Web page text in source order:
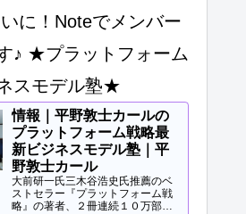
に！Noteでメンバー
♪ ★プラットフォーム
スモデル塾★
情報｜平野敦士カールの
プラットフォーム戦略最
新ビジネスモデル塾｜平
野敦士カール
大前研一氏三木谷浩史氏推薦のベ
ストセラー『プラットフォーム戦
略』の著者、２冊連続１０万部突